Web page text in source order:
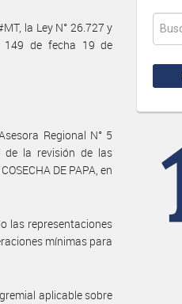
la Ley N° 26.727 y
149 de fecha 19 de
Regional N° 5
de la revisión de las
DE PAPA, en
las representaciones
mínimas para
aplicable sobre